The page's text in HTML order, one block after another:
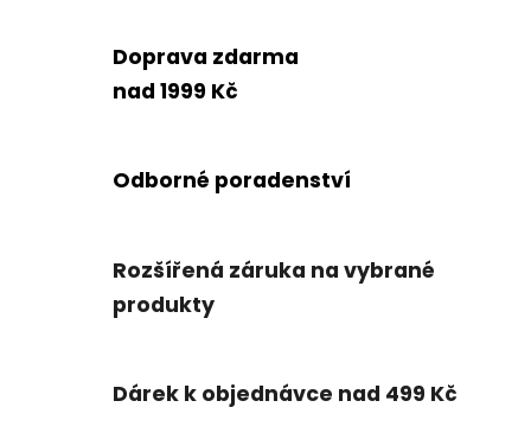
Doprava zdarma
nad 1999 Kč
Odborné poradenství
Rozšířená záruka na vybrané
produkty
Dárek k objednávce nad 499 Kč